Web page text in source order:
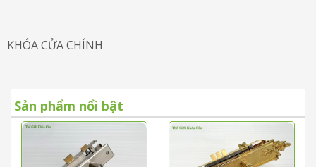
Sản phẩm nổi bật
KHÓA CỬA CHÍNH